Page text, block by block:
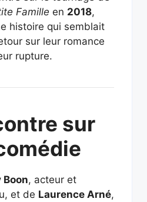
Famille en 2018,
histoire qui semblait
sur leur romance
rupture.
sur
Boon, acteur et
et de Laurence Arné,